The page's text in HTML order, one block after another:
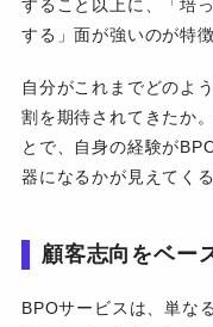
すること以上に、「培
する」面が強いのが特徴
自分がこれまでどのよ
割を期待されてきたか
とで、自身の経験が
器になるかが見えてく
顧客志向をベー
BPOサービスは、単な